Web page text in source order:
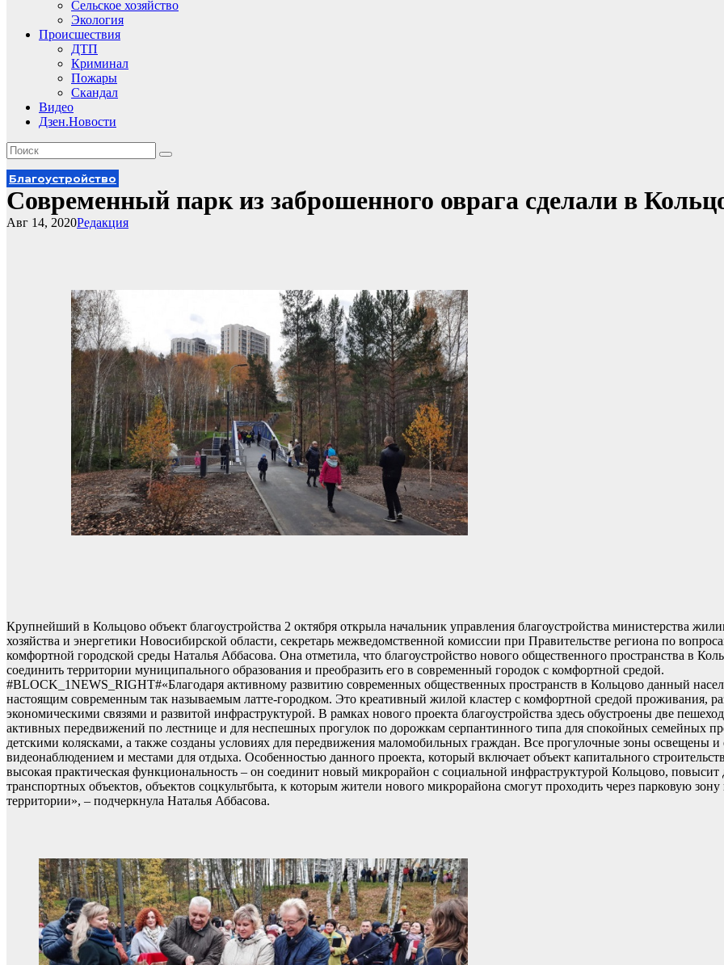
Сельское хозяйство
Экология
Происшествия
ДТП
Криминал
Пожары
Скандал
Видео
Дзен.Новости
Благоустройство
Современный парк из заброшенного оврага сделали в
Редакция
Авг 14, 2020
Крупнейший в Кольцово объект благоустройства 2 октября открыла начальник управления благоустройства министерства
хозяйства и энергетики Новосибирской области, секретарь межведомственной комиссии при Правительстве региона по
комфортной городской среды Наталья Аббасова. Она отметила, что благоустройство нового общественного пространства в
соединить территории муниципального образования и преобразить его в современный городок с комфортной средой.
#BLOCK_1NEWS_RIGHT#«Благодаря активному развитию современных общественных пространств в Кольцово данный
настоящим современным так называемым латте-городком. Это креативный жилой кластер с комфортной средой проживания,
экономическими связями и развитой инфраструктурой. В рамках нового проекта благоустройства здесь обустроены две
активных передвижений по лестнице и для неспешных прогулок по дорожкам серпантинного типа для спокойных семейных
детскими колясками, а также созданы условиях для передвижения маломобильных граждан. Все прогулочные зоны освещены и
видеонаблюдением и местами для отдыха. Особенностью данного проекта, который включает объект капитального
высокая практическая функциональность – он соединит новый микрорайон с социальной инфраструктурой Кольцово, повысит
транспортных объектов, объектов соцкультбыта, к которым жители нового микрорайона смогут проходить через парковую зону
территории», – подчеркнула Наталья Аббасова.